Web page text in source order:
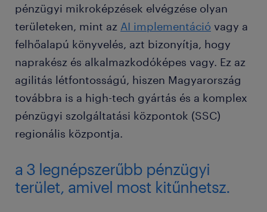
pénzügyi mikroképzések elvégzése olyan
területeken, mint az AI implementáció vagy a
felhőalapú könyvelés, azt bizonyítja, hogy
naprakész és alkalmazkodóképes vagy. Ez az
agilitás létfontosságú, hiszen Magyarország
továbbra is a high-tech gyártás és a komplex
pénzügyi szolgáltatási központok (SSC)
regionális központja.
a 3 legnépszerűbb pénzügyi
terület, amivel most kitűnhetsz.